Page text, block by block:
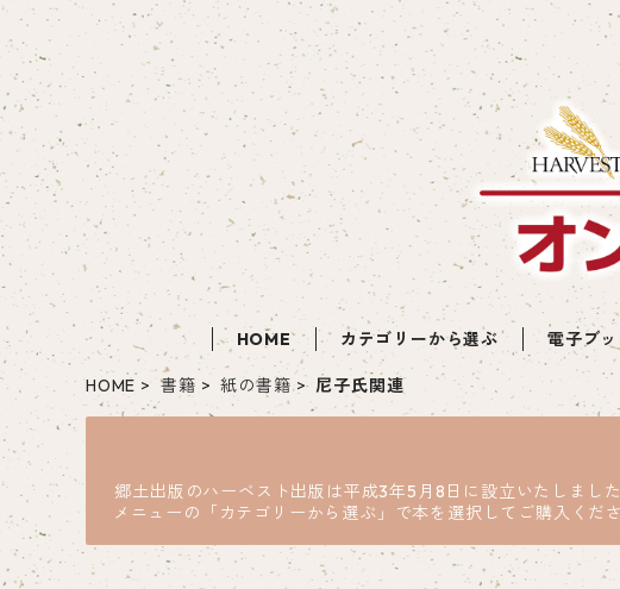
HOME カテゴリーから選ぶ 電子ブ
HOME 書籍 紙の書籍 尼子氏関連
郷土出版のハーベスト出版は平成3年5月8日に設立いたしまし
メニューの「カテゴリーから選ぶ」で本を選択してご購入くだ